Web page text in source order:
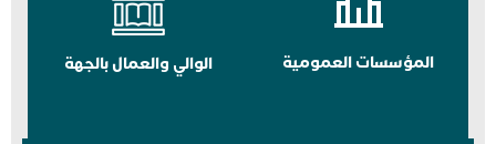
المؤسسات العمومية الوالي والعمال بالجهة